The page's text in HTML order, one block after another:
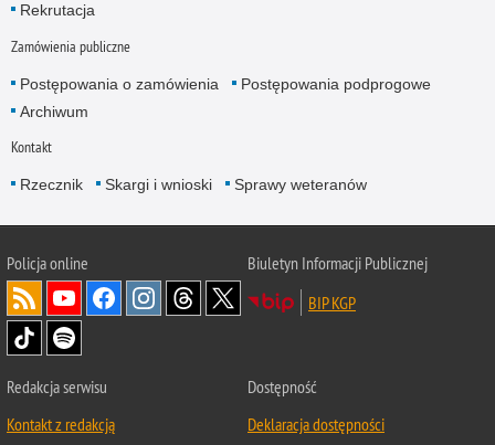
Rekrutacja
Zamówienia publiczne
Postępowania o zamówienia
Postępowania podprogowe
Archiwum
Kontakt
Rzecznik Skargi i wnioski Sprawy weteranów
Policjaonline
Biuletyn Informacji Publicznej
BIP KGP
Redakcja serwisu
Kontakt z redakcją
Dostępność
Deklaracja dostępności